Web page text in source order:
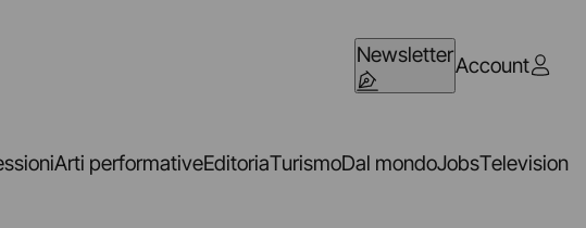
NewsletterAccount
Arti performativeEditoriaTurismoDal mondoJobsTelevision